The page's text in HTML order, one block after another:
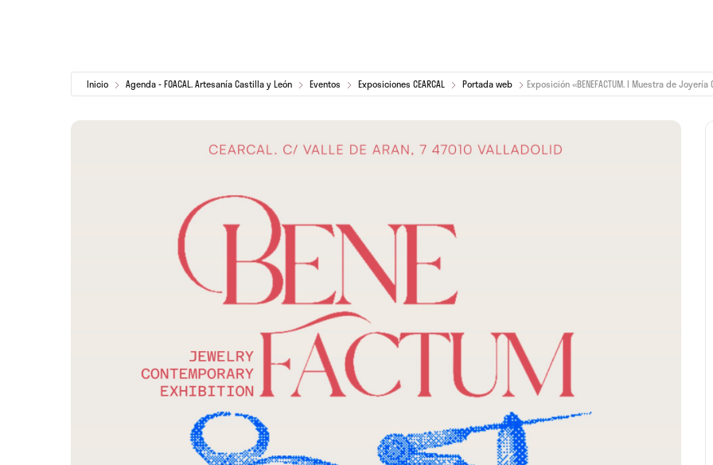
Inicio Agenda - FOACAL. Artesanía Castilla y León Eventos Exposiciones CEARCAL Portada web Exposición «BENEFACTUM. I Muestra de